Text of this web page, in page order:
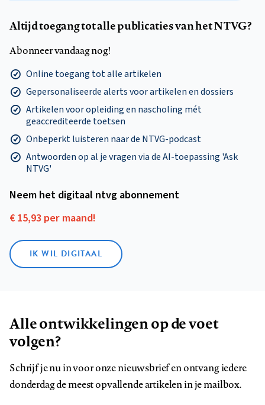
Altijd toegang tot alle publicaties van het NTVG?
Abonneer vandaag nog!
Online toegang tot alle artikelen
Gepersonaliseerde alerts voor artikelen en dossiers
Artikelen voor opleiding en nascholing mét
geaccrediteerde toetsen
Onbeperkt luisteren naar de NTVG-podcast
Antwoorden op al je vragen via de AI-toepassing 'Ask
NTVG'
Neem het digitaal ntvg abonnement
€ 15,93 per maand!
IK WIL DIGITAAL
Alle ontwikkelingen op de voet
volgen?
Schrijf je nu in voor onze nieuwsbrief en ontvang iedere
donderdag de meest opvallende artikelen in je mailbox.